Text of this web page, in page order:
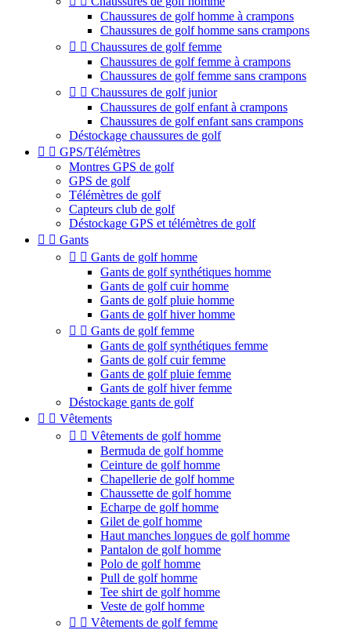
Chaussures de golf homme à crampons
Chaussures de golf homme sans crampons
  Chaussures de golf femme
Chaussures de golf femme à crampons
Chaussures de golf femme sans crampons
  Chaussures de golf junior
Chaussures de golf enfant à crampons
Chaussures de golf enfant sans crampons
Déstockage chaussures de golf
  GPS/Télémètres
Montres GPS de golf
GPS de golf
Télémètres de golf
Capteurs club de golf
Déstockage GPS et télémètres de golf
  Gants
  Gants de golf homme
Gants de golf synthétiques homme
Gants de golf cuir homme
Gants de golf pluie homme
Gants de golf hiver homme
  Gants de golf femme
Gants de golf synthétiques femme
Gants de golf cuir femme
Gants de golf pluie femme
Gants de golf hiver femme
Déstockage gants de golf
  Vêtements
  Vêtements de golf homme
Bermuda de golf homme
Ceinture de golf homme
Chapellerie de golf homme
Chaussette de golf homme
Echarpe de golf homme
Gilet de golf homme
Haut manches longues de golf homme
Pantalon de golf homme
Polo de golf homme
Pull de golf homme
Tee shirt de golf homme
Veste de golf homme
  Vêtements de golf femme